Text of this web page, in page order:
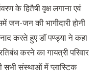
के हितैषी वृक्ष लगाना एवं
जन-जन की भागीदारी होनी
करते हुए डॉ पण्ड्या ने कहा
करने का गायत्री परिवार
संस्थाओं में प्लास्टिक